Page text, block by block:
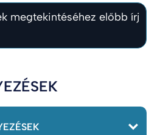
megtekintéséhez előbb írj